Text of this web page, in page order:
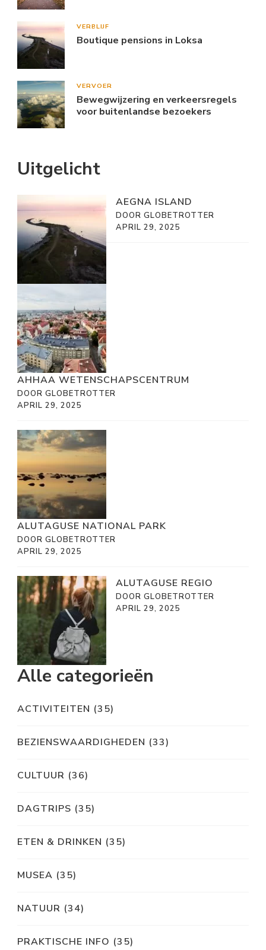
VERBLIJF
Boutique pensions in Loksa
VERVOER
Bewegwijzering en verkeersregels
voor buitenlandse bezoekers
Uitgelicht
AEGNA ISLAND
DOOR GLOBETROTTER
APRIL 29, 2025
AHHAA WETENSCHAPSCENTRUM
DOOR GLOBETROTTER
APRIL 29, 2025
ALUTAGUSE NATIONAL PARK
DOOR GLOBETROTTER
APRIL 29, 2025
ALUTAGUSE REGIO
DOOR GLOBETROTTER
APRIL 29, 2025
Alle categorieën
ACTIVITEITEN (35)
BEZIENSWAARDIGHEDEN (33)
CULTUUR (36)
DAGTRIPS (35)
ETEN & DRINKEN (35)
MUSEA (35)
NATUUR (34)
PRAKTISCHE INFO (35)